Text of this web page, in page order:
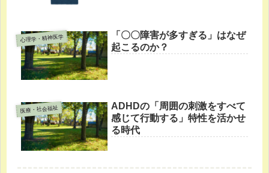
心理学・精神医学
「〇〇障害が多すぎる」はなぜ
起こるのか？
医療・社会福祉
ADHDの「周囲の刺激をすべて
感じて行動する」特性を活かせ
る時代